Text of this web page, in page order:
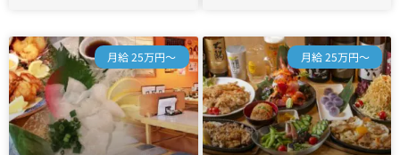
月給 25万円～ 月給 25万円～